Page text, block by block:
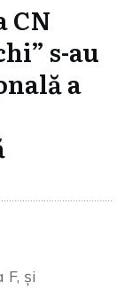
CN
s-au
a
F, și